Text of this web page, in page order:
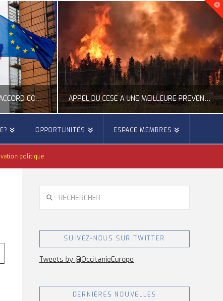
APPROBATION PAR LE PE DE L’ACCORD COMMERCIAL ENTRE L’UE ET LE MEXIQUE APPEL DU CESE À UNE MEILLEURE PRÉVENTION DES FEUX DE FORÊTS
ACTUALITÉ DE L'UNION EUROPÉENNE, ACTUALITÉ DE LA REPRÉSENTATION D’OCCITANIE EUROPE, ÉNERGIE - ENVIRONNEMENT - CLIMAT, FORÊTS
JUILLET 27, 2026
OPPORTUNITÉS ESPACE MEMBRES
politique
SUIVEZ-NOUS SUR TWITTER
Tweets by @OccitanieEurope
DERNIÈRES NOUVELLES